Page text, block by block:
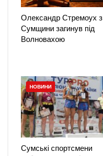
Олександр Стремоух з
Сумщини загинув під
Волновахою
НОВИНИ
Сумські спортсмени